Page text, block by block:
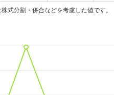
式分割・併合などを考慮した値です。